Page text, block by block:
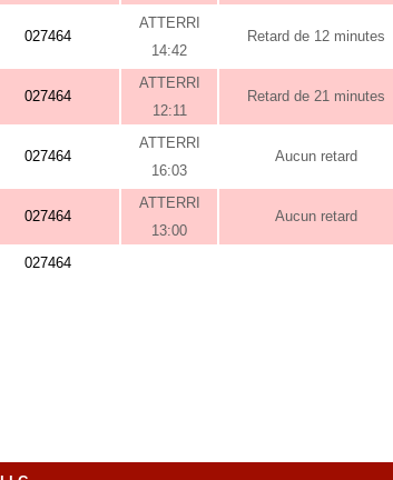
027464
ATTERRI
14:42
Retard de 12 minutes
027464
ATTERRI
12:11
Retard de 21 minutes
027464
ATTERRI
16:03
Aucun retard
027464
ATTERRI
13:00
Aucun retard
027464